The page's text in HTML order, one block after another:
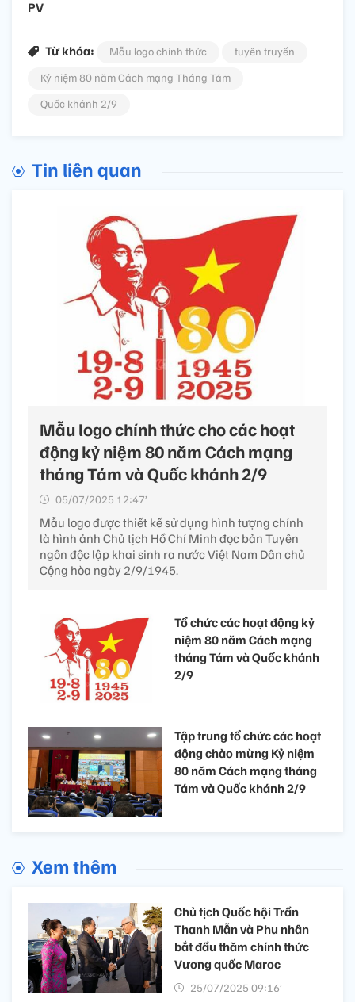
PV
Từ khóa: Mẫu logo chính thức
tuyên truyền
Kỷ niệm 80 năm Cách mạng Tháng Tám
Quốc khánh 2/9
Tin liên quan
Mẫu logo chính thức cho các hoạt
động kỷ niệm 80 năm Cách mạng
tháng Tám và Quốc khánh 2/9
05/07/2025 12:47’
Mẫu logo được thiết kế sử dụng hình tượng chính
là hình ảnh Chủ tịch Hồ Chí Minh đọc bản Tuyên
ngôn độc lập khai sinh ra nước Việt Nam Dân chủ
Cộng hòa ngày 2/9/1945.
Tổ chức các hoạt động kỷ
niệm 80 năm Cách mạng
tháng Tám và Quốc khánh
2/9
Tập trung tổ chức các hoạt
động chào mừng Kỷ niệm
80 năm Cách mạng tháng
Tám và Quốc khánh 2/9
Xem thêm
Chủ tịch Quốc hội Trần
Thanh Mẫn và Phu nhân
bắt đầu thăm chính thức
Vương quốc Maroc
25/07/2025 09:16’